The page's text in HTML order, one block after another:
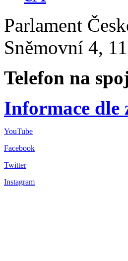
Parlament
Sněmovní 4,
Telefon na
Informace dle
YouTube
Facebook
Twitter
Instagram